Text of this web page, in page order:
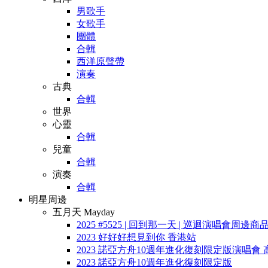
男歌手
女歌手
團體
合輯
西洋原聲帶
演奏
古典
合輯
世界
心靈
合輯
兒童
合輯
演奏
合輯
明星周邊
五月天 Mayday
2025 #5525 | 回到那一天 | 巡迴演唱會周邊商品
2023 好好好想見到你 香港站
2023 諾亞方舟10週年進化復刻限定版演唱會
2023 諾亞方舟10週年進化復刻限定版